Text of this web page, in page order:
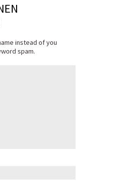
instead of you
spam.